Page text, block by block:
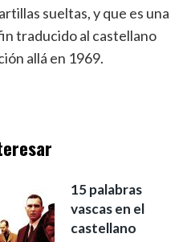
sueltas, y que es una
traducido al castellano
allá en 1969.
15 palabras
vascas en el
castellano